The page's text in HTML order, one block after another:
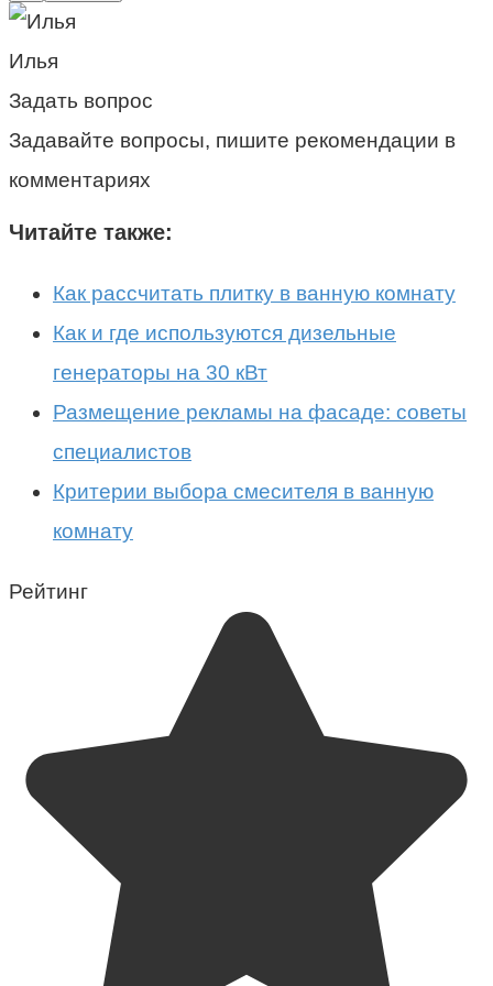
Илья
Задать вопрос
Задавайте вопросы, пишите рекомендации в
комментариях
Читайте также:
Как рассчитать плитку в ванную комнату
Как и где используются дизельные
генераторы на 30 кВт
Размещение рекламы на фасаде: советы
специалистов
Критерии выбора смесителя в ванную
комнату
Рейтинг